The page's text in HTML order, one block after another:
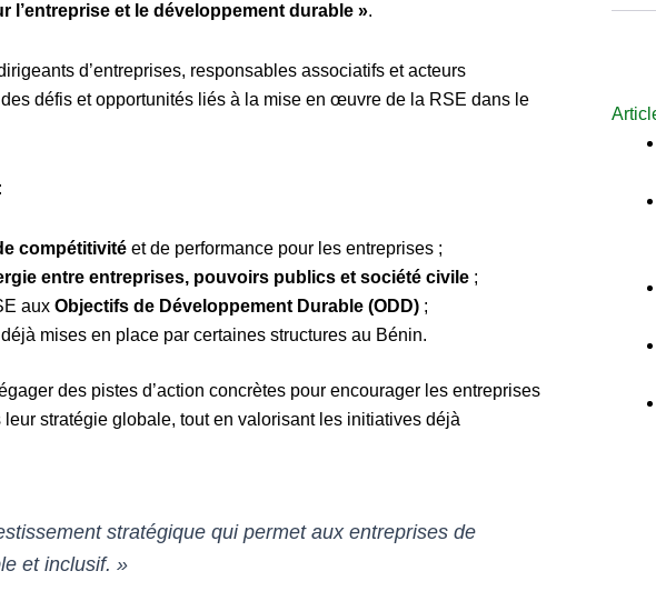
l’entreprise et le développement durable ».
d’entreprises, responsables associatifs et acteurs
défis et opportunités liés à la mise en œuvre de la RSE dans le
compétitivitéet de performance pour les entreprises ;
entre entreprises, pouvoirs publics et société civile;
aux Objectifs de Développement Durable (ODD);
mises en place par certaines structures au Bénin.
des pistes d’action concrètes pour encourager les entreprises
stratégie globale, tout en valorisant les initiatives déjà
stratégique qui permet aux entreprises de
et inclusif. »